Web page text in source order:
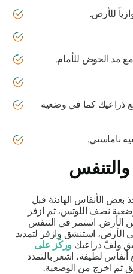
للأرض.
مد الحوض للأمام.
كما في وضعية
ناماستي.
الأنفاس الهادئة قبل
نصف اللوتس، ثم ازفر
استمر في التنفس
استنشق وازفر لتمديد
ولفّ ذراعيكوركّز على
لطيفة، اشعر بالتمدد
ثم اخرج من الوضعية.